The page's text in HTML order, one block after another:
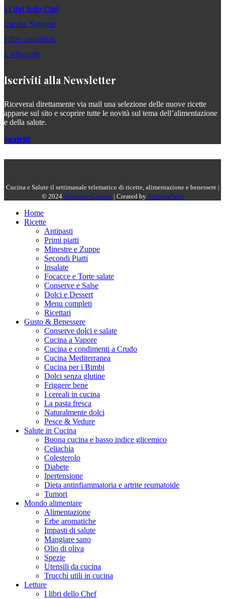
I Libri dello Chef
Cucina Naturale
I libri consigliati
L'editoriale
Iscriviti alla Newsletter
Riceverai direttamente via mail una selezione delle nuove ricette
apparse sul sito e scoprire tutte le novità sul tema dell’alimentazione
e della salute.
Iscriviti
Cucina e Salute il settimanale telematico di ricette, alimentazione e benessere |
© 2024 Giuseppe Capano | Created byAchromeWeb
Home
Ricette
Antipasti
Primi piatti
Minestre e Zuppe
Secondi Piatti
Insalate
Focacce e Torte salate
Conserve e Salse
Dolci e Dessert
Menu completi
Ricettari
Gusto & Benessere
Conserve dolci e salate
Cucina a Vapore
Cucina e condimenti a Crudo
Cucina Mediterranea
Cucina per i Bimbi
Dolci senza glutine
Friggere bene
I cereali in cucina
La pasta fresca
Naturalmente dolci
Pesce & Vedure
Salute in Cucina
Buona cucina e basso indice glicemico
Celiachia
Colesterolo
Diabete
Ipertensione
Dieta antinfiammatoria e artrite reumatoide
Tumori
Mondo alimentare
Alimentazione
Erbe aromatiche
Impasti di salute
Mangiare sano
Olio di oliva
Spezie
Utensili da cucina
Trucchi utili in cucina
Letture
I libri dello Chef